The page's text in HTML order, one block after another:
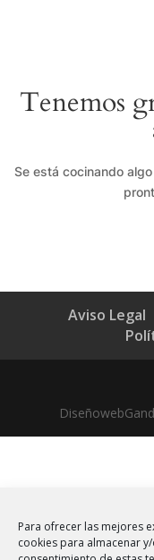
Para ofrecer las mejores
cookies para almacenar
Tenemos
Se está cocinando
Aviso Legal